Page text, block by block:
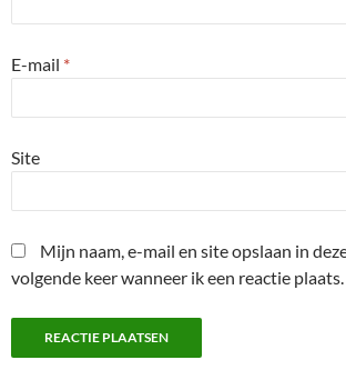
E-mail *
Site
Mijn naam, e-mail en site opslaan in
volgende keer wanneer ik een reactie plaats.